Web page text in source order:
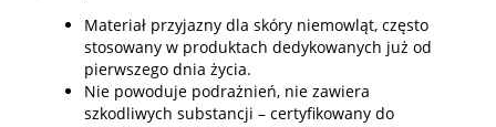
Materiał przyjazny dla skóry niemowląt, często
stosowany w produktach dedykowanych już od
pierwszego dnia życia.
Nie powoduje podrażnień, nie zawiera
szkodliwych substancji – certyfikowany do